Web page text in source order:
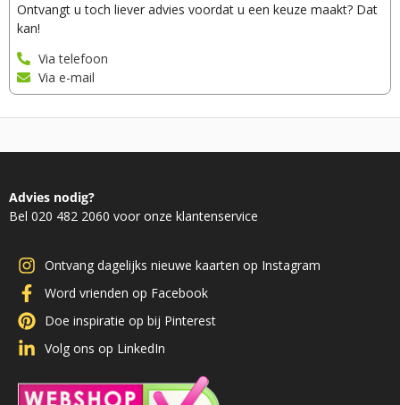
Ontvangt u toch liever advies voordat u een keuze maakt? Dat
kan!
Via telefoon
Via e-mail
Advies nodig?
Bel 020 482 2060 voor onze klantenservice
Ontvang dagelijks nieuwe kaarten op Instagram
Word vrienden op Facebook
Doe inspiratie op bij Pinterest
Volg ons op LinkedIn